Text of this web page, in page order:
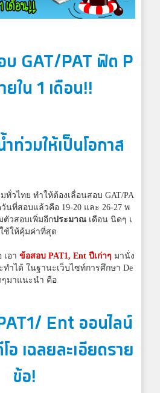
บ GAT/PAT ฟิต P
ยใน 1 เดือน!!
วมให้เป็นโอกาส
ทั่วไทย ทำให้ต้องเลื่อนสอบ GAT/PA
นที่สอบแล้วคือ 19-20 และ 26-27 พ
ตัวสอบเพิ่มอีกประมาณ เดือน นิดๆ เ
ช้ให้คุ้มค่าที่สุด
อา ข้อสอบ PAT1, Ent ปีเก่าๆ มานั่ง
ำได้ ในฐานะเว็บไซท์การศึกษา De
ๆมาแนะนำ คือ
/ Ent ออนไลน์
เฉลยละเอียดราย
ข้อ!